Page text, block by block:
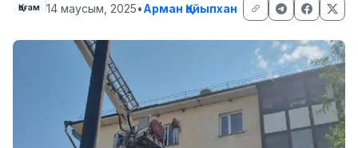
Қоғам 14 маусым, 2025•Арман Қайыпхан